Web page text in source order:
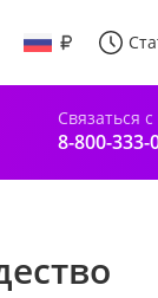
Связаться
8-800-333-